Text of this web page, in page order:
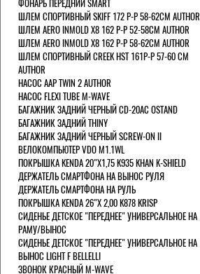
ФОНАРЬ ПЕРЕДНИЙ SMART
ШЛЕМ СПОРТИВНЫЙ SKIFF 172 Р-Р 58-62СМ AUTHOR
ШЛЕМ AERO INMOLD X8 162 Р-Р 52-58СМ AUTHOR
ШЛЕМ AERO INMOLD X8 162 Р-Р 58-62СМ AUTHOR
ШЛЕМ СПОРТИВНЫЙ CREEK HST 161Р-Р 57-60 СМ
AUTHOR
НАСОС AAP TWIN 2 AUTHOR
НАСОС FLEXI TUBE M-WAVE
БАГАЖНИК ЗАДНИЙ ЧЕРНЫЙ СD-20AC OSTAND
БАГАЖНИК ЗАДНИЙ THINY
БАГАЖНИК ЗАДНИЙ ЧЕРНЫЙ SCREW-ON II
ВЕЛОКОМПЬЮТЕР VDO M1.1WL
ПОКРЫШКА KENDA 20"Х1,75 K935 KHAN K-SHIELD
ДЕРЖАТЕЛЬ СМАРТФОНА НА ВЫНОС РУЛЯ
ДЕРЖАТЕЛЬ СМАРТФОНА НА РУЛЬ
ПОКРЫШКА KENDA 26"Х 2,00 K878 KRISP
СИДЕНЬЕ ДЕТСКОЕ "ПЕРЕДНЕЕ" УНИВЕРСАЛЬНОЕ НА
РАМУ/ВЫНОС
СИДЕНЬЕ ДЕТСКОЕ "ПЕРЕДНЕЕ" УНИВЕРСАЛЬНОЕ НА
ВЫНОС LIGHT F BELLELLI
ЗВОНОК КРАСНЫЙ M-WAVE